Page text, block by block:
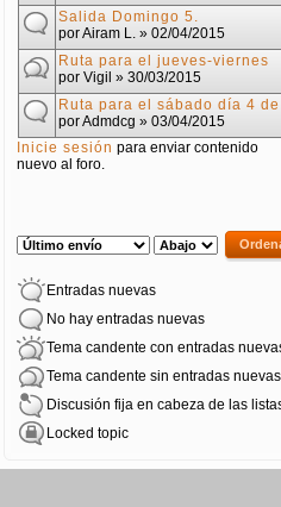
Salida Domingo 5.
porAiram L. » 02/04/2015
Ruta para el jueves-viernes
por Vigil » 30/03/2015
Ruta para el sábado día 4
porAdmdcg » 03/04/2015
Inicie sesión para enviar contenido
nuevo al foro.
PÁGINAS
Order by Ordenar
Entradas nuevas
No hay entradas nuevas
Tema candente con entradas
Tema candente sin entradas nuevas
Discusión fija en cabeza de las
Locked topic